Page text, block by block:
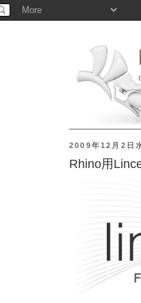
2009年12月2日
Rhino用